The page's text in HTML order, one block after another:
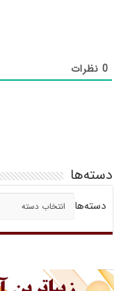
0 نظرات
دسته‌ها
دسته‌ها